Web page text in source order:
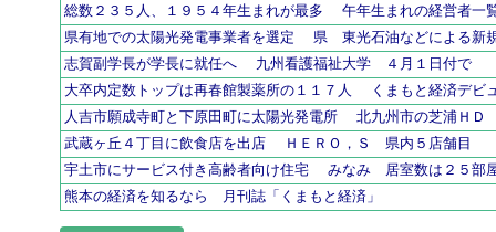
総数２３５人、１９５４年生まれが最多 午年生まれの経営者
県有地での太陽光発電事業者を選定 県 東光石油などによる新
志賀副学長が学長に就任へ 九州看護福祉大学 ４月１日付で
大卒内定数トップは再春館製薬所の１１７人 くまもと経済デ
人吉市願成寺町と下原田町に太陽光発電所 北九州市の芝浦Ｈ
武蔵ヶ丘４丁目に飲食店を出店 ＨＥＲＯ，Ｓ 県内５店舗目
宇土市にサービス付き高齢者向け住宅 みなみ 居室数は２５部
熊本の経済を知るなら 月刊誌「くまもと経済」